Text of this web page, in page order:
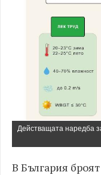
Действащата наредба
В България